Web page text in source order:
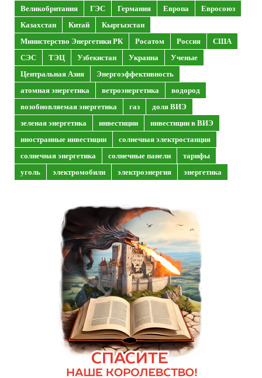
Великобритания
ГЭС Германия Европа
Евросоюз
Казахстан
Китай
Кыргызстан
Министерство Энергетики РК
Росатом Россия
США
СЭС
ТЭЦ Узбекистан Украина
Ученые
Центральная Азия
Энергоэффективность
атомная энергетика
ветроэнергетика
водород
возобновляемая энергетика
газ
доля ВИЭ
зеленая энергетика
инвестиции
инвестиции в ВИЭ
иностранные инвестиции
солнечная электростанция
солнечная энергетика
солнечные панели
тарифы
уголь
электромобили электроэнергия энергетика